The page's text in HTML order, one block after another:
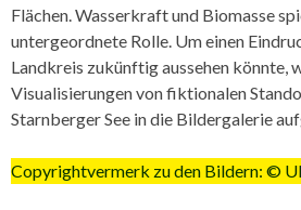
Flächen. Wasserkraft und Biomasse
untergeordnete Rolle. Um einen
Landkreis zukünftig aussehen könnte,
Visualisierungen von fiktionalen
Starnberger See in die Bildergalerie
Copyrightvermerk zu den Bildern: ©